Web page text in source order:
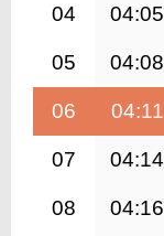
04 04:05
05 04:08
06 04:11
07 04:14
08 04:16